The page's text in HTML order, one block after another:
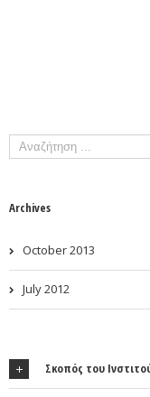
Archives
October 2013
July 2012
Σκοπός του